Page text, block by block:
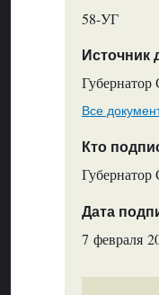
58-УГ
Источник
Губернатор
Все
Кто
Дата
7 февраля